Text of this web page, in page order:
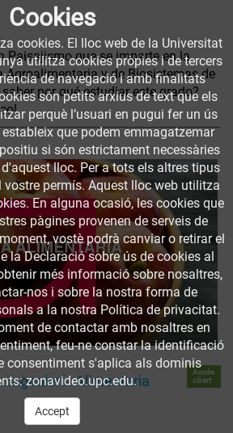
Paisajismo que se imparte en la
Agroalimentaria y de Biosistemas de
por qué estudiar este grado?
Ingeniería Alimentaria
Accés
obert
Cookies
cookies. El lloc web de la Universitat
utilitza cookies pròpies i de tercers
de navegació i amb finalitats
són petits arxius de text que els
perquè l’usuari en pugui fer un ús
que podem emmagatzemar
si són estrictament necessàries
lloc. Per a tots els altres tipus
vostre permís. Aquest lloc web utilitza
En alguna ocasió, les cookies que
pàgines provenen de serveis de
vostè podrà canviar o retirar el
la Declaració sobre ús de cookies al
més informació sobre nosaltres,
nos i sobre la nostra forma de
a la nostra Política de privacitat.
de contactar amb nosaltres en
feu-ne constar la identificació
consentiment s'aplica als dominis
zonavideo.upc.edu.
Accept